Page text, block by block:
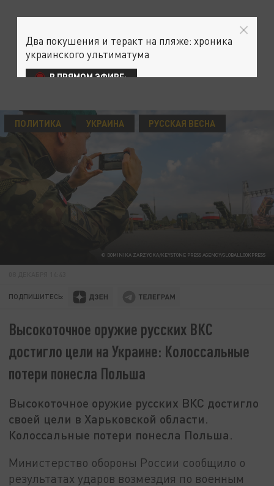
© DOMINIKA ZARZYCKA/KEYSTONE PRESS AGENCY/GLOBALLOOKPRESS
ПОЛИТИКА УКРАИНА РУССКАЯ ВЕСНА
ПОДПИШИТЕСЬ:
Высокоточное оружие русских ВКС
достигло цели на Украине: Колоссальные
потери понесла Польша
Высокоточное оружие русских ВКС достигло
своей цели в Харьковской области.
Колоссальные потери понесла Польша.
Министерство обороны России сообщило о
результатах ударов возмездия по военным
Два покушения и теракт на пляже: хроника
украинского ультиматума
В ПРЯМОМ ЭФИРЕ: